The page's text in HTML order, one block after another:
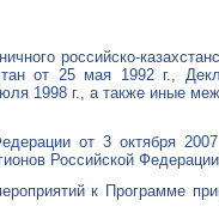
российско-
от 25 мая 1992 г.,
1998 г., а также иные
от 3 октября
Российской
к Программе